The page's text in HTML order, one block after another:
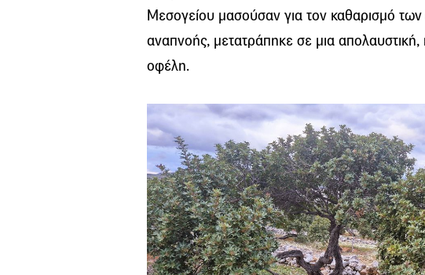
Μεσογείου μασούσαν για τον καθαρισμό
αναπνοής, μετατράπηκε σε μια
οφέλη.